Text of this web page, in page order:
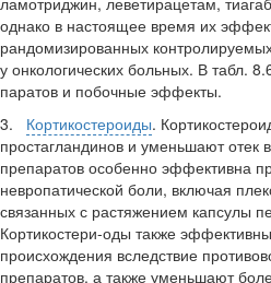
од­нако в настоящее время их
рандомизиро­ванных
у онкологических боль­ных. В табл.
паратов и побочные эффекты.
3. Кортикостероиды.
простагландинов и уменьшают отек
препаратов особенно эффек­тивна
невропатической боли, включая
связанных с растяжением капсулы
Кортикостери-оды также
происхождения вслед­ствие
препаратов, а также уменьшают